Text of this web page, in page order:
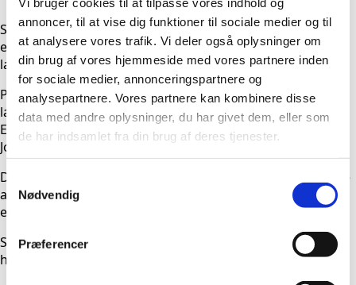
annoncer, til at vise dig funktioner til sociale medier og til
at analysere vores trafik. Vi deler også oplysninger om
din brug af vores hjemmeside med vores partnere inden
for sociale medier, annonceringspartnere og
analysepartnere. Vores partnere kan kombinere disse
data med andre oplysninger, du har givet dem, eller som
de har indsamlet fra din brug af deres tjenester.
Samtykkevalg
Nødvendig
Præferencer
Skal du være med på holdet, der giver vores
efterskoleelever store oplevelser og vigtige erfaringer til
lands, til vands og i luften?
På Samsø Efterskole slår vi løbende stillinger op. Er du
lærer kan du finde vores ledige stillinger på
Efterskolerne.dk. Øvrige stillinger slår vi op på bl.a.
Jobindex.
Du er mere en velkommen til at sende os din uopfordrede
ansøgning. Måske er din fagkombination eller praktiske
evner præcis det vi mangler 🙂
Søger du en praktikplads skal du naturligvis bare
henvende dig. Kontakt os på
info@samsoefterskole.dk